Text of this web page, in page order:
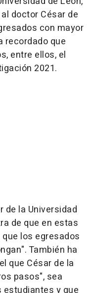
doctor César de
con mayor
recordado que
entre ellos, el
2021.
de la Universidad
de que en estas
los egresados
También ha
que César de la
pasos", sea
y que